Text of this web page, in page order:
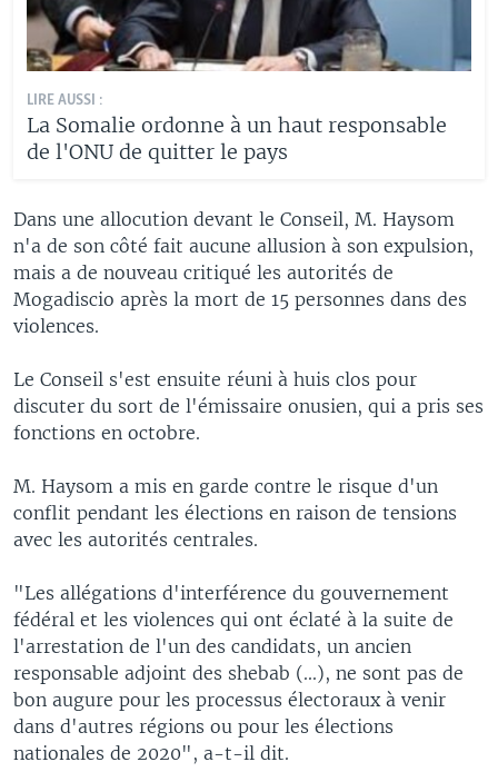
LIRE AUSSI :
La Somalie ordonne à un haut responsable
de l'ONU de quitter le pays
Dans une allocution devant le Conseil, M. Haysom
n'a de son côté fait aucune allusion à son expulsion,
mais a de nouveau critiqué les autorités de
Mogadiscio après la mort de 15 personnes dans des
violences.
Le Conseil s'est ensuite réuni à huis clos pour
discuter du sort de l'émissaire onusien, qui a pris ses
fonctions en octobre.
M. Haysom a mis en garde contre le risque d'un
conflit pendant les élections en raison de tensions
avec les autorités centrales.
"Les allégations d'interférence du gouvernement
fédéral et les violences qui ont éclaté à la suite de
l'arrestation de l'un des candidats, un ancien
responsable adjoint des shebab (...), ne sont pas de
bon augure pour les processus électoraux à venir
dans d'autres régions ou pour les élections
nationales de 2020", a-t-il dit.